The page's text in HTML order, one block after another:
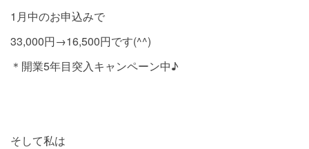
1月中のお申込みで
33,000円→16,500円です(^^)
＊開業5年目突入キャンペーン中♪
そして私は